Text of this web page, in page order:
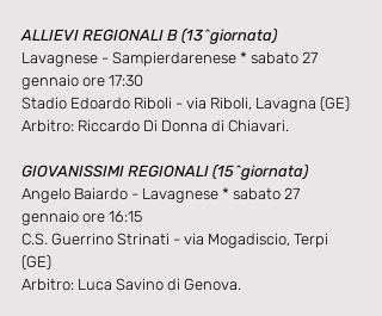
ALLIEVI REGIONALI B (13^giornata)
Lavagnese - Sampierdarenese * sabato 27
gennaio ore 17:30
Stadio Edoardo Riboli - via Riboli, Lavagna (GE)
Arbitro: Riccardo Di Donna di Chiavari.
GIOVANISSIMI REGIONALI (15^giornata)
Angelo Baiardo - Lavagnese * sabato 27
gennaio ore 16:15
C.S. Guerrino Strinati - via Mogadiscio, Terpi
(GE)
Arbitro: Luca Savino di Genova.